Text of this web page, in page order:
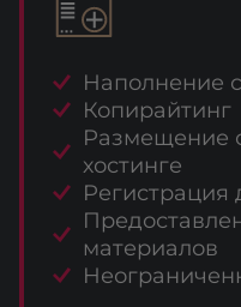
Наполнение
Копирайтинг
Размещение
хостинге
Регистрация
материалов